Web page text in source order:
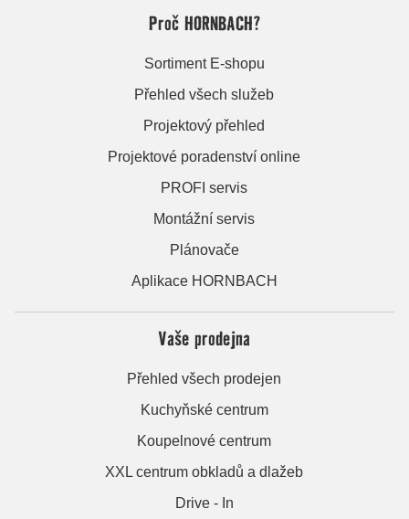
Proč HORNBACH?
Sortiment E-shopu
Přehled všech služeb
Projektový přehled
Projektové poradenství online
PROFI servis
Montážní servis
Plánovače
Aplikace HORNBACH
Vaše prodejna
Přehled všech prodejen
Kuchyňské centrum
Koupelnové centrum
XXL centrum obkladů a dlažeb
Drive - In